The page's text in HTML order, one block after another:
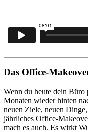
Das Office-
Wenn du heute dein Büro
Monaten wieder hinten
neuen Ziele, neuen
jährliches Office-
mach es auch. Es wirkt